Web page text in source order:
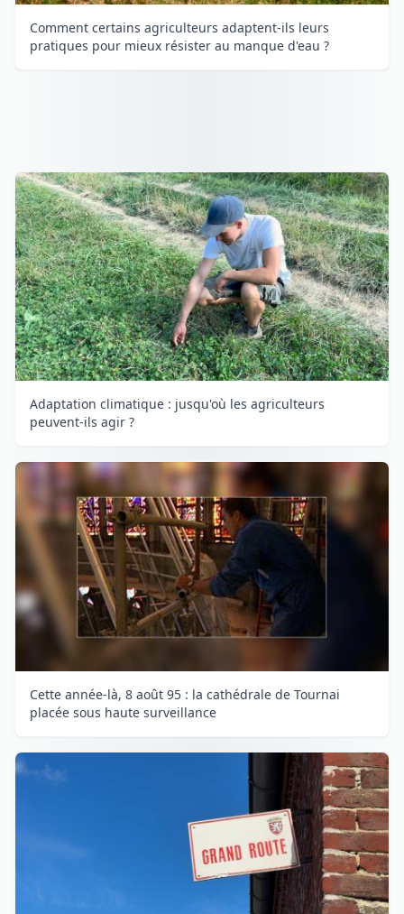
Comment certains agriculteurs adaptent-ils leurs
pratiques pour mieux résister au manque d'eau ?
Adaptation climatique : jusqu'où les agriculteurs
peuvent-ils agir ?
Cette année-là, 8 août 95 : la cathédrale de Tournai
placée sous haute surveillance